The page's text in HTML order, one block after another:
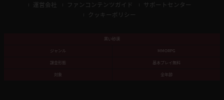
運営会社
ファンコンテンツガイド
サポートセンター
クッキーポリシー
黒い砂漠
ジャンル
MMORPG
課金形態
基本プレイ無料
対象
全年齢